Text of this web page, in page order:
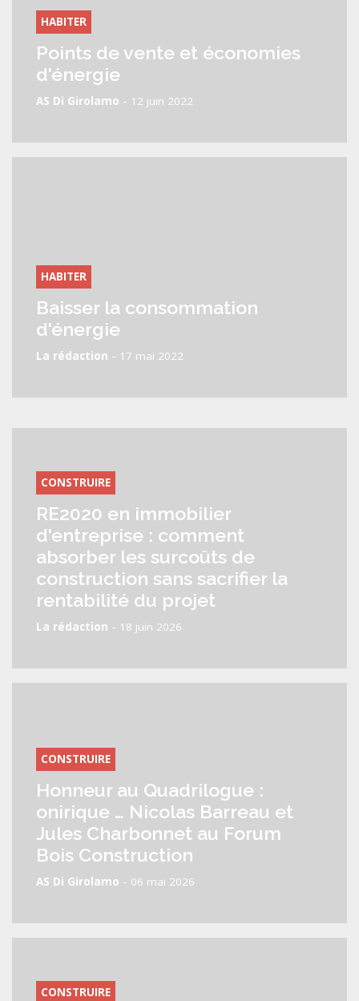
HABITER
Points de vente et économies
d'énergie
AS Di Girolamo - 12 juin 2022
HABITER
Baisser la consommation
d'énergie
La rédaction - 17 mai 2022
CONSTRUIRE
RE2020 en immobilier
d'entreprise : comment
absorber les surcoûts de
construction sans sacrifier la
rentabilité du projet
La rédaction - 18 juin 2026
CONSTRUIRE
Honneur au Quadrilogue :
onirique … Nicolas Barreau et
Jules Charbonnet au Forum
Bois Construction
AS Di Girolamo - 06 mai 2026
CONSTRUIRE